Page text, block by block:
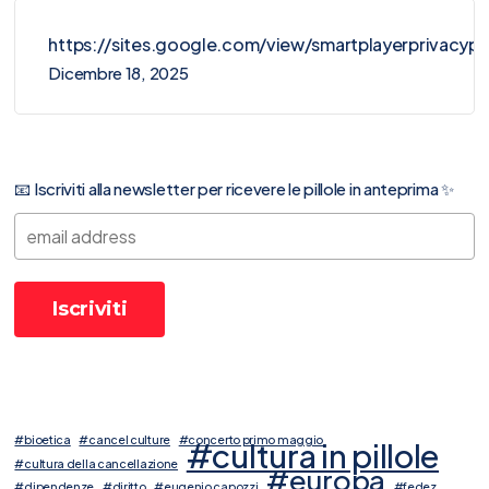
https://sites.google.com/view/
Dicembre 18, 2025
📧 Iscriviti alla newsletter per ricevere le pillole in anteprima ✨
#bioetica #cancel culture
#concerto primo maggio
#cultura della cancellazione #cultura in pillole
#dipendenze #diritto #eugenio capozzi #europa #fedez